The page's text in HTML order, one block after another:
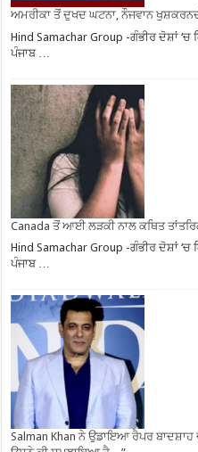
ਅਮਰੀਕਾ ਤੋਂ ਦੁਖਦ ਘਟਨਾ, ਨੌਜਵਾਨ
Hind Samachar Group -ਗੰਭੀਰ ਦੋਸ਼ਾਂ
ਪੰਜਾਬ …
Canada ਤੋਂ ਆਈ ਲੜਕੀ ਨਾਲ ਕਥਿਤ
Hind Samachar Group -ਗੰਭੀਰ ਦੋਸ਼ਾਂ
ਪੰਜਾਬ …
Salman Khan ਨੇ ਉਡਾਇਆ ਰੈਪਰ